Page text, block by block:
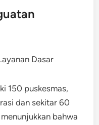
150 puskesmas,
dan sekitar 60
bahwa